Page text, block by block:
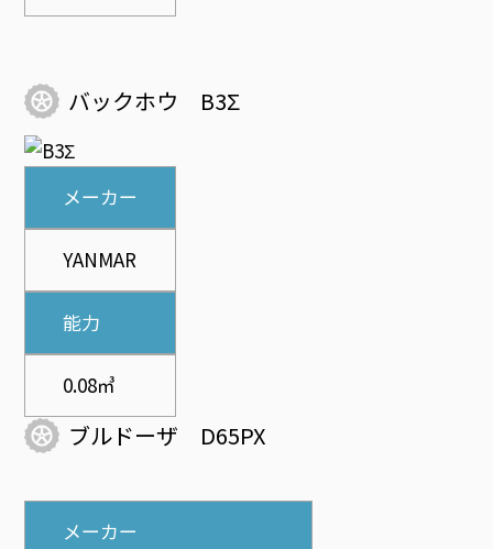
バックホウ B3Σ
メーカー
YANMAR
能力
0.08㎥
ブルドーザ D65PX
メーカー